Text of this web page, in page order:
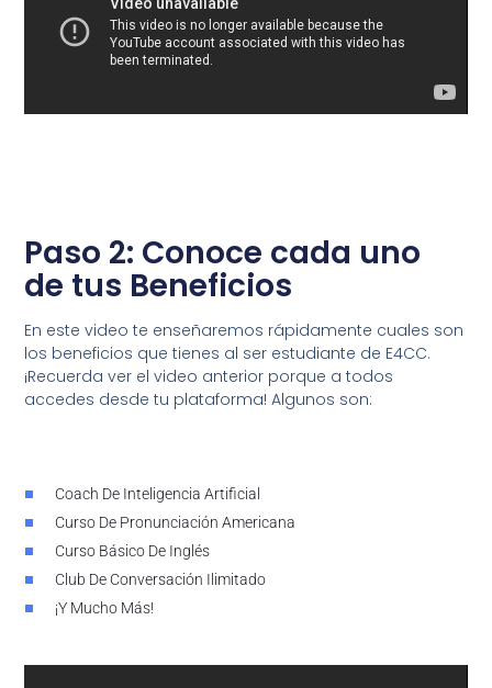
Paso 2: Conoce cada uno
de tus Beneficios
En este video te enseñaremos rápidamente cuales son
los beneficios que tienes al ser estudiante de E4CC.
¡Recuerda ver el video anterior porque a todos
accedes desde tu plataforma! Algunos son:
Coach De Inteligencia Artificial
Curso De Pronunciación Americana
Curso Básico De Inglés
Club De Conversación Ilimitado
¡Y Mucho Más!